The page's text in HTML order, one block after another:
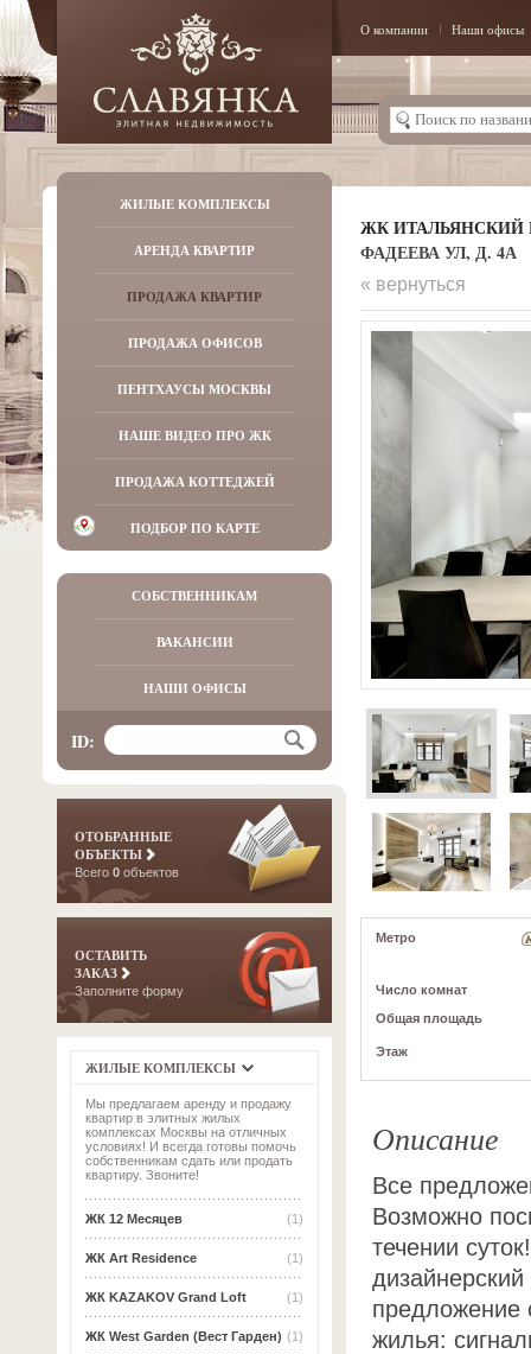
О компании Наши офисы
ЖИЛЫЕ КОМПЛЕКСЫ
АРЕНДА КВАРТИР
ПРОДАЖА КВАРТИР
ПРОДАЖА ОФИСОВ
ПЕНТХАУСЫ МОСКВЫ
НАШЕ ВИДЕО ПРО ЖК
ПРОДАЖА КОТТЕДЖЕЙ
ПОДБОР ПО КАРТЕ
СОБСТВЕННИКАМ
ВАКАНСИИ
НАШИ ОФИСЫ
ID:
ОТОБРАННЫЕ
ОБЪЕКТЫ
Всего 0 объектов
ОСТАВИТЬ
ЗАКАЗ
Заполните форму
ЖИЛЫЕ КОМПЛЕКСЫ
Мы предлагаем аренду и продажу
квартир в элитных жилых
комплексах Москвы на отличных
условиях! И всегда готовы помочь
собственникам сдать или продать
квартиру. Звоните!
(1)
ЖК 12 Месяцев
(1)
ЖК Art Residence
(1)
ЖК KAZAKOV Grand Loft
(1)
ЖК West Garden (Вест Гарден)
ЖК ИТАЛЬЯНСКИЙ
ФАДЕЕВА УЛ, Д. 4А
« вернуться
Метро
Число комнат
Общая площадь
Этаж
Описание
Все
Возможно
течении
предложение
жилья: